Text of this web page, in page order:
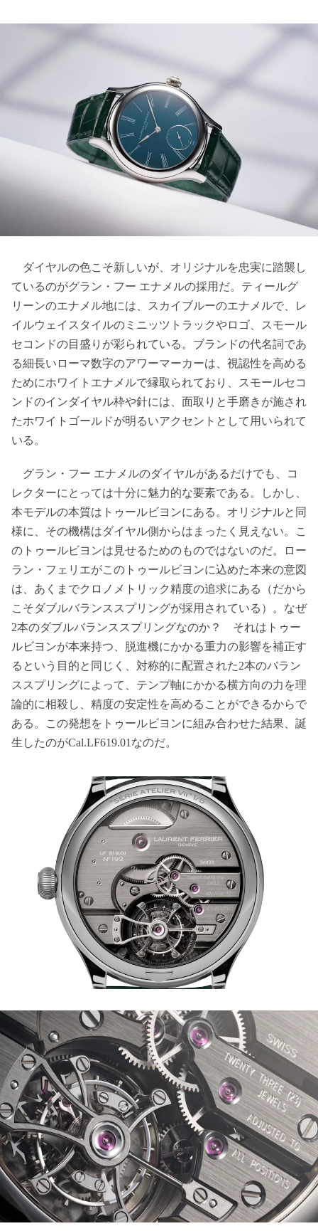
ダイヤルの色こそ新しいが、オリジナルを忠実に踏襲し
ているのがグラン・フー エナメルの採用だ。ティールグ
リーンのエナメル地には、スカイブルーのエナメルで、レ
イルウェイスタイルのミニッツトラックやロゴ、スモール
セコンドの目盛りが彩られている。ブランドの代名詞であ
る細長いローマ数字のアワーマーカーは、視認性を高める
ためにホワイトエナメルで縁取られており、スモールセコ
ンドのインダイヤル枠や針には、面取りと手磨きが施され
たホワイトゴールドが明るいアクセントとして用いられて
いる。
グラン・フー エナメルのダイヤルがあるだけでも、コ
レクターにとっては十分に魅力的な要素である。しかし、
本モデルの本質はトゥールビヨンにある。オリジナルと同
様に、その機構はダイヤル側からはまったく見えない。こ
のトゥールビヨンは見せるためのものではないのだ。ロー
ラン・フェリエがこのトゥールビヨンに込めた本来の意図
は、あくまでクロノメトリック精度の追求にある（だから
こそダブルバランススプリングが採用されている）。なぜ
2本のダブルバランススプリングなのか？ それはトゥー
ルビヨンが本来持つ、脱進機にかかる重力の影響を補正す
るという目的と同じく、対称的に配置された2本のバラン
ススプリングによって、テンプ軸にかかる横方向の力を理
論的に相殺し、精度の安定性を高めることができるからで
ある。この発想をトゥールビヨンに組み合わせた結果、誕
生したのがCal.LF619.01なのだ。